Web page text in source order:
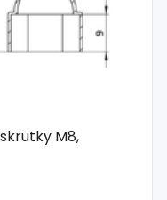
M8,